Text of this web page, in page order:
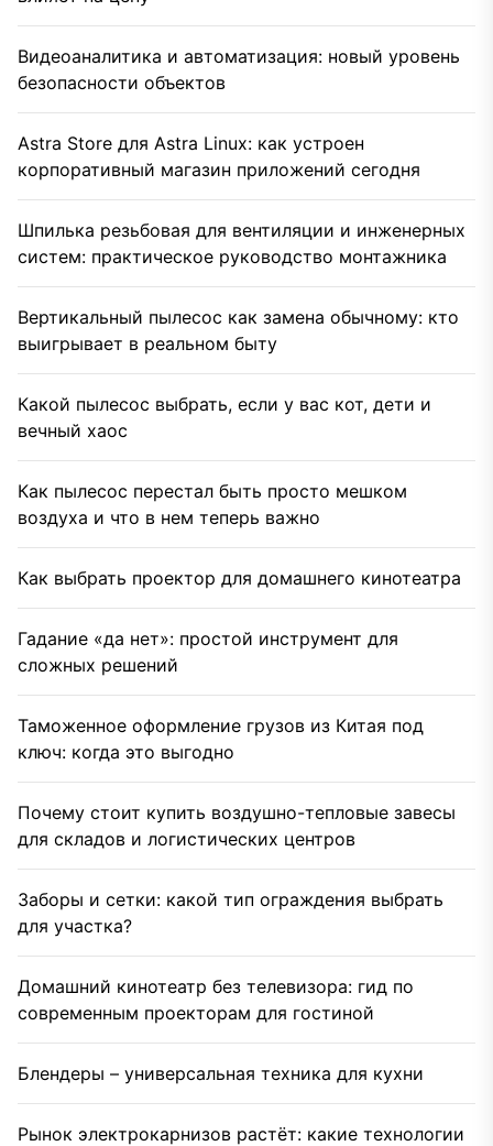
Видеоаналитика и автоматизация: новый уровень
безопасности объектов
Astra Store для Astra Linux: как устроен
корпоративный магазин приложений сегодня
Шпилька резьбовая для вентиляции и инженерных
систем: практическое руководство монтажника
Вертикальный пылесос как замена обычному: кто
выигрывает в реальном быту
Какой пылесос выбрать, если у вас кот, дети и
вечный хаос
Как пылесос перестал быть просто мешком
воздуха и что в нем теперь важно
Как выбрать проектор для домашнего кинотеатра
Гадание «да нет»: простой инструмент для
сложных решений
Таможенное оформление грузов из Китая под
ключ: когда это выгодно
Почему стоит купить воздушно-тепловые завесы
для складов и логистических центров
Заборы и сетки: какой тип ограждения выбрать
для участка?
Домашний кинотеатр без телевизора: гид по
современным проекторам для гостиной
Блендеры – универсальная техника для кухни
Рынок электрокарнизов растёт: какие технологии